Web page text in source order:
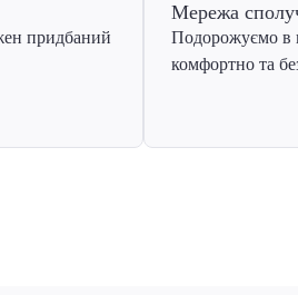
придбаний
Мережа
Подорожуємо в
комфортно та